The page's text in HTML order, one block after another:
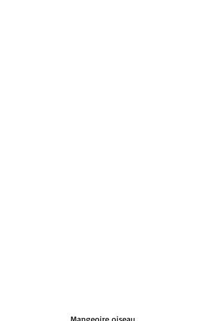
Mangeoire oiseau